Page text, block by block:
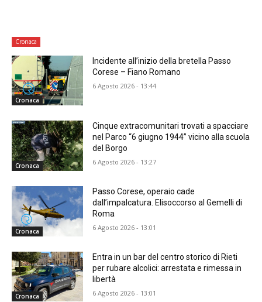
Cronaca
Cronaca
Incidente all’inizio della bretella Passo
Corese – Fiano Romano
6 Agosto 2026 - 13:44
Cronaca
Cinque extracomunitari trovati a spacciare
nel Parco “6 giugno 1944” vicino alla scuola
del Borgo
6 Agosto 2026 - 13:27
Cronaca
Passo Corese, operaio cade
dall’impalcatura. Elisoccorso al Gemelli di
Roma
6 Agosto 2026 - 13:01
Cronaca
Entra in un bar del centro storico di Rieti
per rubare alcolici: arrestata e rimessa in
libertà
6 Agosto 2026 - 13:01